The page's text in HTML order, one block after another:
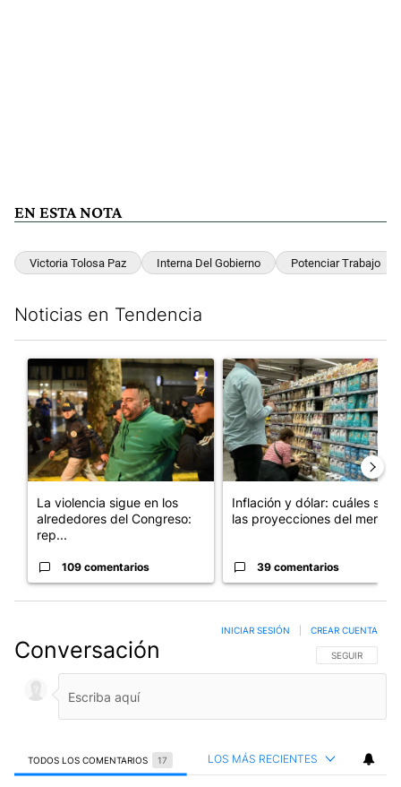
EN ESTA NOTA
Victoria Tolosa Paz Interna Del Gobierno Potenciar Trabajo
Noticias en Tendencia
Un artículo de tendencia con el título "La violencia sigue en
La violencia sigue en los
alrededores del Congreso:
rep...
109 comentarios
Un artículo de tendencia con
Inflación y dólar: cuáles son
las proyecciones del merc...
39 comentarios
Conversación SIGA ESTA
SEGUIR
INICIAR SESIÓN CREAR CUENTA
TODOS LOS COMENTARIOS 17 LOS MÁS RECIENTES